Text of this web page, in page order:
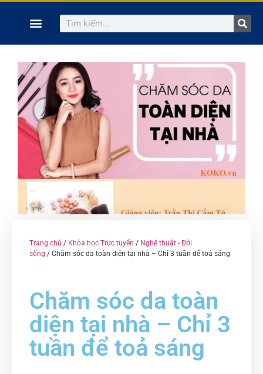
Trang chủ / Khóa học Trực tuyến / Nghệ thuật - Đời
sống / Chăm sóc da toàn diện tại nhà – Chỉ 3 tuần để toả sáng
Chăm sóc da toàn
diện tại nhà – Chỉ 3
tuần để toả sáng